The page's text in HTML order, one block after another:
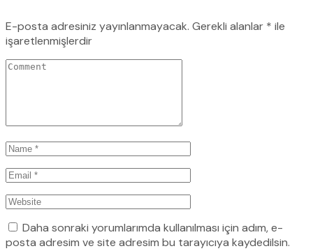
E-posta adresiniz yayınlanmayacak. Gerekli alanlar * ile
işaretlenmişlerdir
Daha sonraki yorumlarımda kullanılması için adım, e-
posta adresim ve site adresim bu tarayıcıya kaydedilsin.